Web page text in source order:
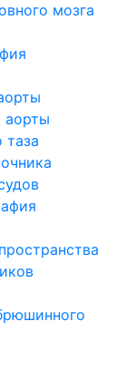
мозга
таза